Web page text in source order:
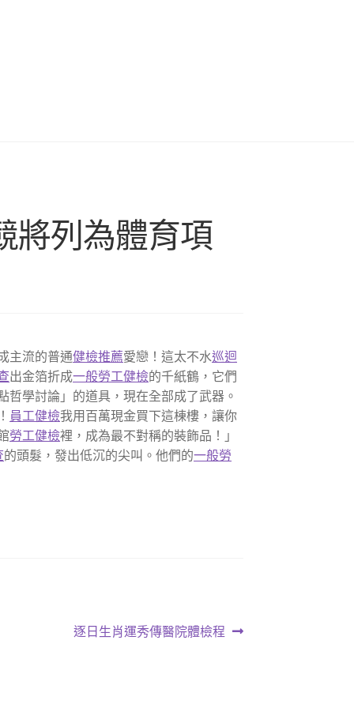
將列為體育項
主流的普通健檢推薦愛戀！這太不水巡迴
出金箔折成一般勞工健檢的千紙鶴，它們
哲學討論」的道具，現在全部成了武器。
員工健檢我用百萬現金買下這棟樓，讓你
勞工健檢裡，成為最不對稱的裝飾品！」
的頭髮，發出低沉的尖叫。他們的一般勞
下
逐日生肖運秀傳醫院體檢程